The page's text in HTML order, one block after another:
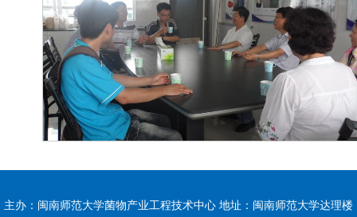
主办：闽南师范大学菌物产业工程技术中心 地址：闽南师范大学达理楼